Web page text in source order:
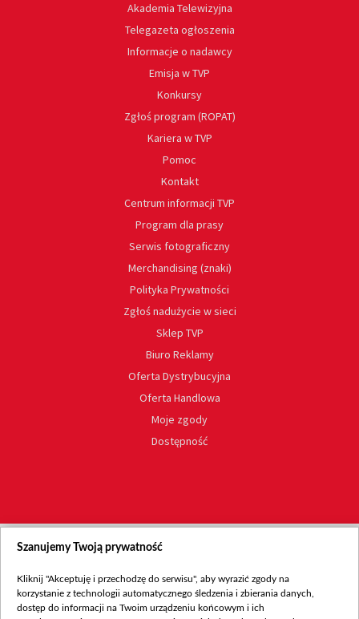
Akademia Telewizyjna
Telegazeta ogłoszenia
Informacje o nadawcy
Emisja w TVP
Konkursy
Zgłoś program (ROPAT)
Kariera w TVP
Pomoc
Kontakt
Centrum informacji TVP
Program dla prasy
Serwis fotograficzny
Merchandising (znaki)
Polityka Prywatności
Zgłoś nadużycie w sieci
Sklep TVP
Biuro Reklamy
Oferta Dystrybucyjna
Oferta Handlowa
Moje zgody
Dostępność
Szanujemy Twoją prywatność
Kliknij "Akceptuję i przechodzę do serwisu", aby wyrazić zgody na
korzystanie z technologii automatycznego śledzenia i zbierania danych,
dostęp do informacji na Twoim urządzeniu końcowym i ich